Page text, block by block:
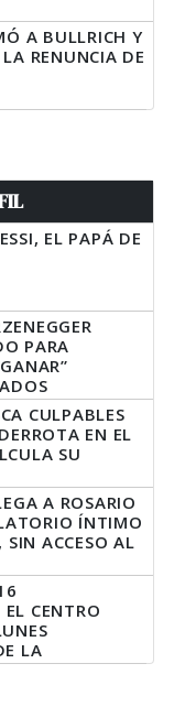
A BULLRICH Y
RENUNCIA DE
EL PAPÁ DE
PARA
CULPABLES
EN EL
SU
A ROSARIO
ÍNTIMO
SIN ACCESO AL
CENTRO
LA
LA FUERZA